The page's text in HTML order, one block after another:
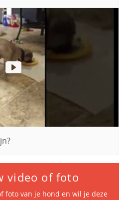
video of foto
foto van je hond en wil je deze